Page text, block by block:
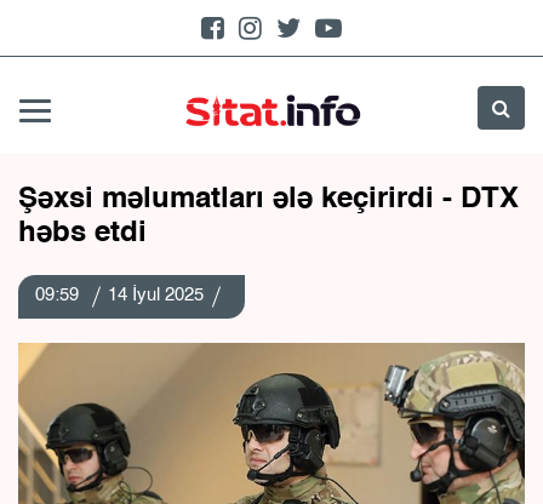
Şəxsi məlumatları ələ keçirirdi - DTX
həbs etdi
09:59 14 İyul 2025